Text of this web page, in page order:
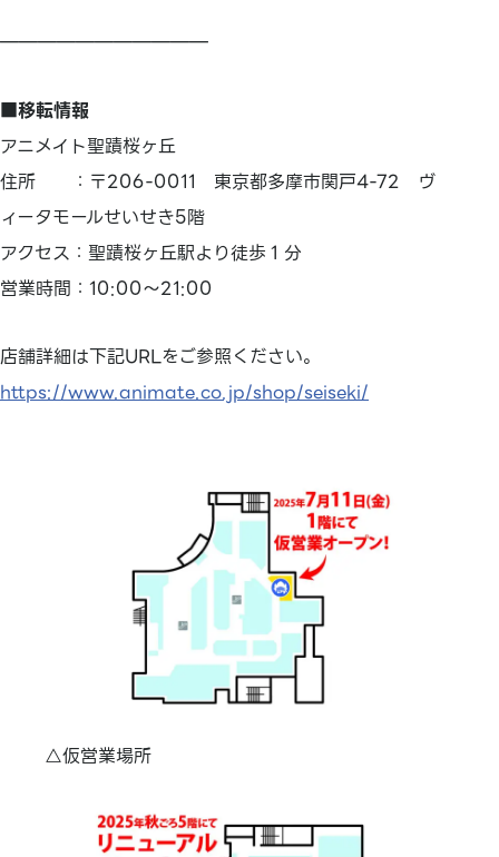
———————————
■移転情報
アニメイト聖蹟桜ヶ丘
住所 ：〒206-0011 東京都多摩市関戸4-72 ヴ
ィータモールせいせき5階
アクセス：聖蹟桜ヶ丘駅より徒歩１分
営業時間：10:00～21:00
店舗詳細は下記URLをご参照ください。
https://www.animate.co.jp/shop/seiseki/
△仮営業場所